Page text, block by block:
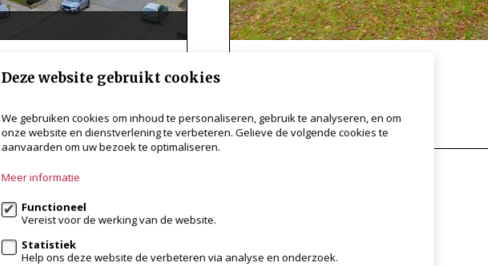
2 75m² 1 € 1.350
Deze website gebruikt cookies
We gebruiken cookies om inhoud te personaliseren, gebruik te analyseren, en om
onze website en dienstverlening te verbeteren. Gelieve de volgende cookies te
aanvaarden om uw bezoek te optimaliseren.
Meer informatie
Functioneel
Vereist voor de werking van de website.
Statistiek
Help ons deze website de verbeteren via analyse en onderzoek.